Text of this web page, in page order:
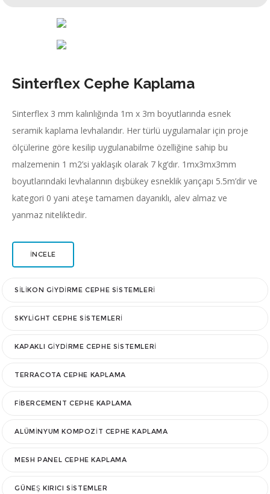
Sinterflex Cephe Kaplama
Sinterflex 3 mm kalınlığında 1m x 3m boyutlarında esnek
seramik kaplama levhalarıdır. Her türlü uygulamalar için proje
ölçülerine göre kesilip uygulanabilme özelliğine sahip bu
malzemenin 1 m2’si yaklaşık olarak 7 kg’dır. 1mx3mx3mm
boyutlarındaki levhalarının dışbükey esneklik yarıçapı 5.5m’dir ve
kategori 0 yani ateşe tamamen dayanıklı, alev almaz ve
yanmaz niteliktedir.
İNCELE
SILIKON GIYDIRME CEPHE SISTEMLERI
SKYLIGHT CEPHE SISTEMLERI
KAPAKLI GIYDIRME CEPHE SISTEMLERI
TERRACOTA CEPHE KAPLAMA
FIBERCEMENT CEPHE KAPLAMA
ALÜMINYUM KOMPOZIT CEPHE KAPLAMA
MESH PANEL CEPHE KAPLAMA
GÜNEŞ KIRICI SISTEMLER